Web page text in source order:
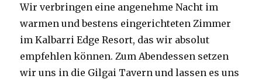
Wir verbringen eine angenehme Nacht im
warmen und bestens eingerichteten Zimmer
im Kalbarri Edge Resort, das wir absolut
empfehlen können. Zum Abendessen setzen
wir uns in die Gilgai Tavern und lassen es uns